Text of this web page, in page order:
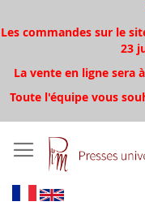
Les commandes sur le
23
La vente en ligne sera
Toute l'équipe vous